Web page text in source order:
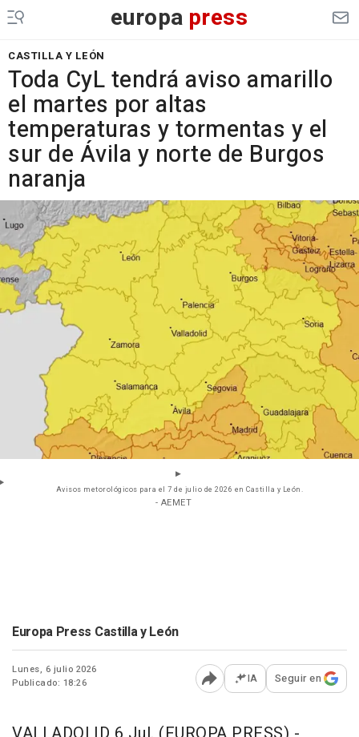
europa press
CASTILLA Y LEÓN
Toda CyL tendrá aviso amarillo
el martes por altas
temperaturas y tormentas y el
sur de Ávila y norte de Burgos
naranja
Avisos metorológicos para el 7 de julio de 2026 en Castilla y León.
- AEMET
Europa Press Castilla y León
Lunes, 6 julio 2026
Publicado: 18:26
Abrir opciones para
IA Seguir en